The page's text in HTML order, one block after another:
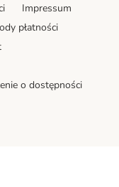
Impressum
płatności
o dostępności